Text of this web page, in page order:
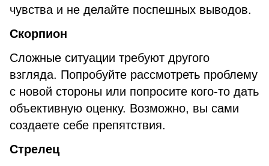
чувства и не делайте поспешных выводов.
Скорпион
Сложные ситуации требуют другого
взгляда. Попробуйте рассмотреть проблему
с новой стороны или попросите кого-то дать
объективную оценку. Возможно, вы сами
создаете себе препятствия.
Стрелец